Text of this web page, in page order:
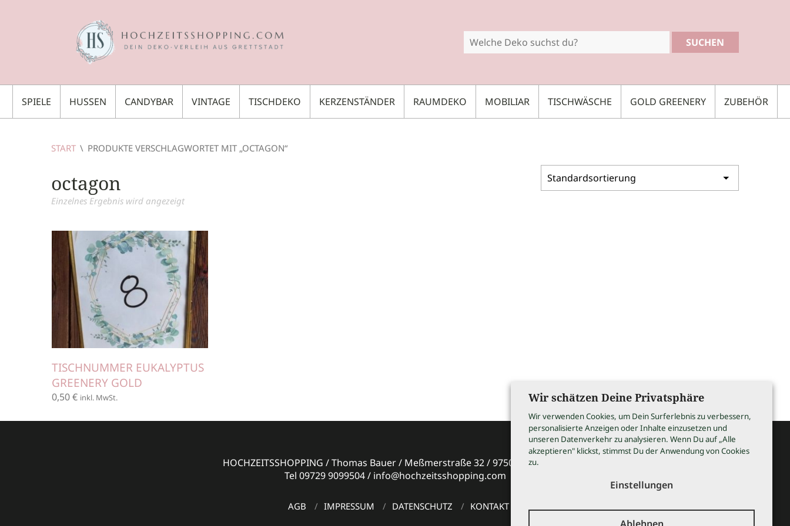
SUCHEN
SPIELE HUSSEN CANDYBAR VINTAGE TISCHDEKO KERZENSTÄNDER RAUMDEKO MOBILIAR TISCHWÄSCHE GOLD GREENERY ZUBEHÖR
START \ PRODUKTE VERSCHLAGWORTET MIT „OCTAGON“
octagon
Einzelnes Ergebnis wird angezeigt
TISCHNUMMER EUKALYPTUS
GREENERY GOLD
0,50€ inkl. MwSt.
HOCHZEITSSHOPPING / Thomas Bauer / Meßmerstraße 32 / 97508 Grettstadt
Tel 09729 9099504 / info@hochzeitsshopping.com
AGB IMPRESSUM DATENSCHUTZ KONTAKT
Wir schätzen Deine Privatsphäre
Wir verwenden Cookies, um Dein Surferlebnis zu verbessern,
personalisierte Anzeigen oder Inhalte einzusetzen und
unseren Datenverkehr zu analysieren. Wenn Du auf „Alle
akzeptieren" klickst, stimmst Du der Anwendung von Cookies
zu.
Einstellungen